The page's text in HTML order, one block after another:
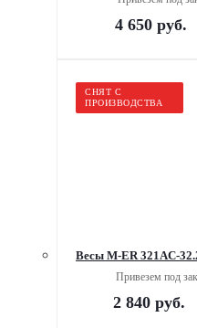
4 650руб.
СНЯТ С
ПРОИЗВОДСТВА
Весы M-ER 321AC-
Привезем под
2 840 руб.